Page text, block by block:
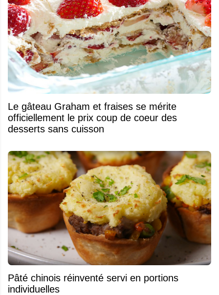
Le gâteau Graham et fraises se mérite
officiellement le prix coup de coeur des
desserts sans cuisson
Pâté chinois réinventé servi en portions
individuelles